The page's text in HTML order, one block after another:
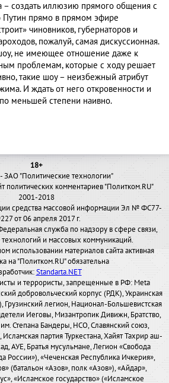
– создать иллюзию прямого общения с
Путин прямо в прямом эфире
чиновников, губернаторов и
пожалуй, самая дискуссионная.
не имеющее отношение даже к
проблемам, которые с ходу решает
такие шоу – неизбежный атрибут
И ждать от него откровенности и
меньшей степени наивно.
18+
ЗАО "Политические технологии"
комментариев "Политком.RU"
2001-2018
средства массовой информации Эл № ФС77-
от 06 апреля 2017 г.
служба по надзору в сфере связи,
и массовых коммуникаций.
использовании материалов сайта активная
на "Политком.RU" обязательна
Standarta.NET
и террористы, запрещенные в РФ: Meta
добровольческий корпус (РДК), Украинская
Грузинский легион, Национал-Большевистская
Иеговы, Мизантропик Дивижн, Братство,
Степана Бандеры, НСО, Славянский союз,
партия Туркестана, Хайят Тахрир аш-
АУЕ, Братья мусульмане, Легион «Свобода
России»), «Чеченская Республика Ичкерия»,
(батальон «Азов», полк «Азов»), «Айдар»,
«Исламское государство» («Исламское